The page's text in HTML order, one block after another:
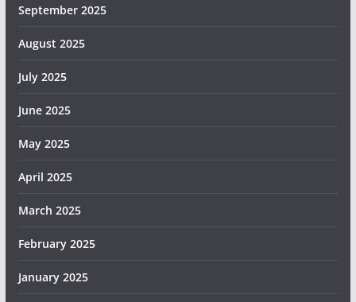
September 2025
August 2025
July 2025
June 2025
May 2025
April 2025
March 2025
February 2025
January 2025